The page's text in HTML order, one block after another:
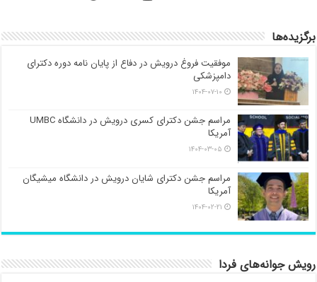
برگزیده‌ها
موفقیت فروغ درویش در دفاع از پایان نامه دوره دکترای
دامپزشکی
۱۴۰۴-۰۷-۱۰
مراسم جشن دکترای کسری درویش در دانشگاه UMBC
آمریکا
۱۴۰۴-۰۳-۰۵
مراسم جشن دکترای شایان درویش در دانشگاه میشیگان
آمریکا
۱۴۰۴-۰۲-۲۱
رویش جوانه‌های فردا